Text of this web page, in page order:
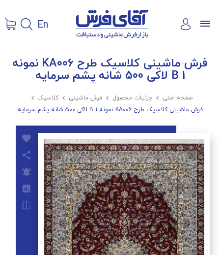
En
فرش ماشینی کلاسیک طرح KA006 نمونه
1 B لاکی 500 شانه پشم سرمایه
صفحه اصلی  جزئیات محصول  فرش ماشینی  کلاسیک 
فرش ماشینی کلاسیک طرح KA006 نمونه 1 B لاکی 500 شانه پشم سرمایه